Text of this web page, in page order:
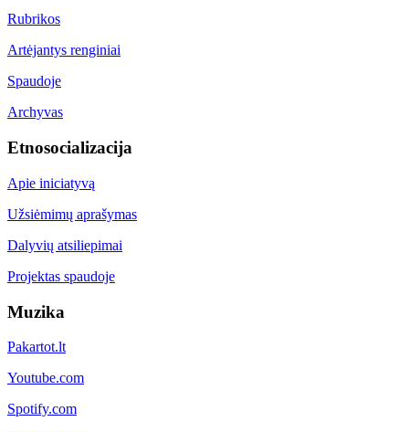
Rubrikos
Artėjantys renginiai
Spaudoje
Archyvas
Etnosocializacija
Apie iniciatyvą
Užsiėmimų aprašymas
Dalyvių atsiliepimai
Projektas spaudoje
Muzika
Pakartot.lt
Youtube.com
Spotify.com